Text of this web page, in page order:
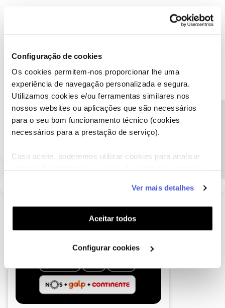
Configuração de cookies
Os cookies permitem-nos proporcionar lhe uma
experiência de navegação personalizada e segura.
Utilizamos cookies e/ou ferramentas similares nos
nossos websites ou aplicações que são necessários
para o seu bom funcionamento técnico (cookies
necessários para a prestação de serviço).
Caso aceite, poderemos utilizar cookies para analisar
funcionalidades (cookies de personalização e
funcionalidade) e adaptar anúncios aos seus interesses
(cookies de publicidade personalizada). Pode gerir a
utilização dos cookies clicando em "Configurar
Ver mais detalhes
Aceitar todos
Configurar cookies
deu uma boa ajuda.
o perfil @Fórum acompanhada do seu número de cliente.
Obrigado
Ajude a comunidade a encontrar informação relevante. Marque
como "Melhor Resposta" e faça "Like" nos melhores comentários.
Siga os perfis da moderação, através da opção "Seguir", para estar
sempre a par das ultimas novidades.